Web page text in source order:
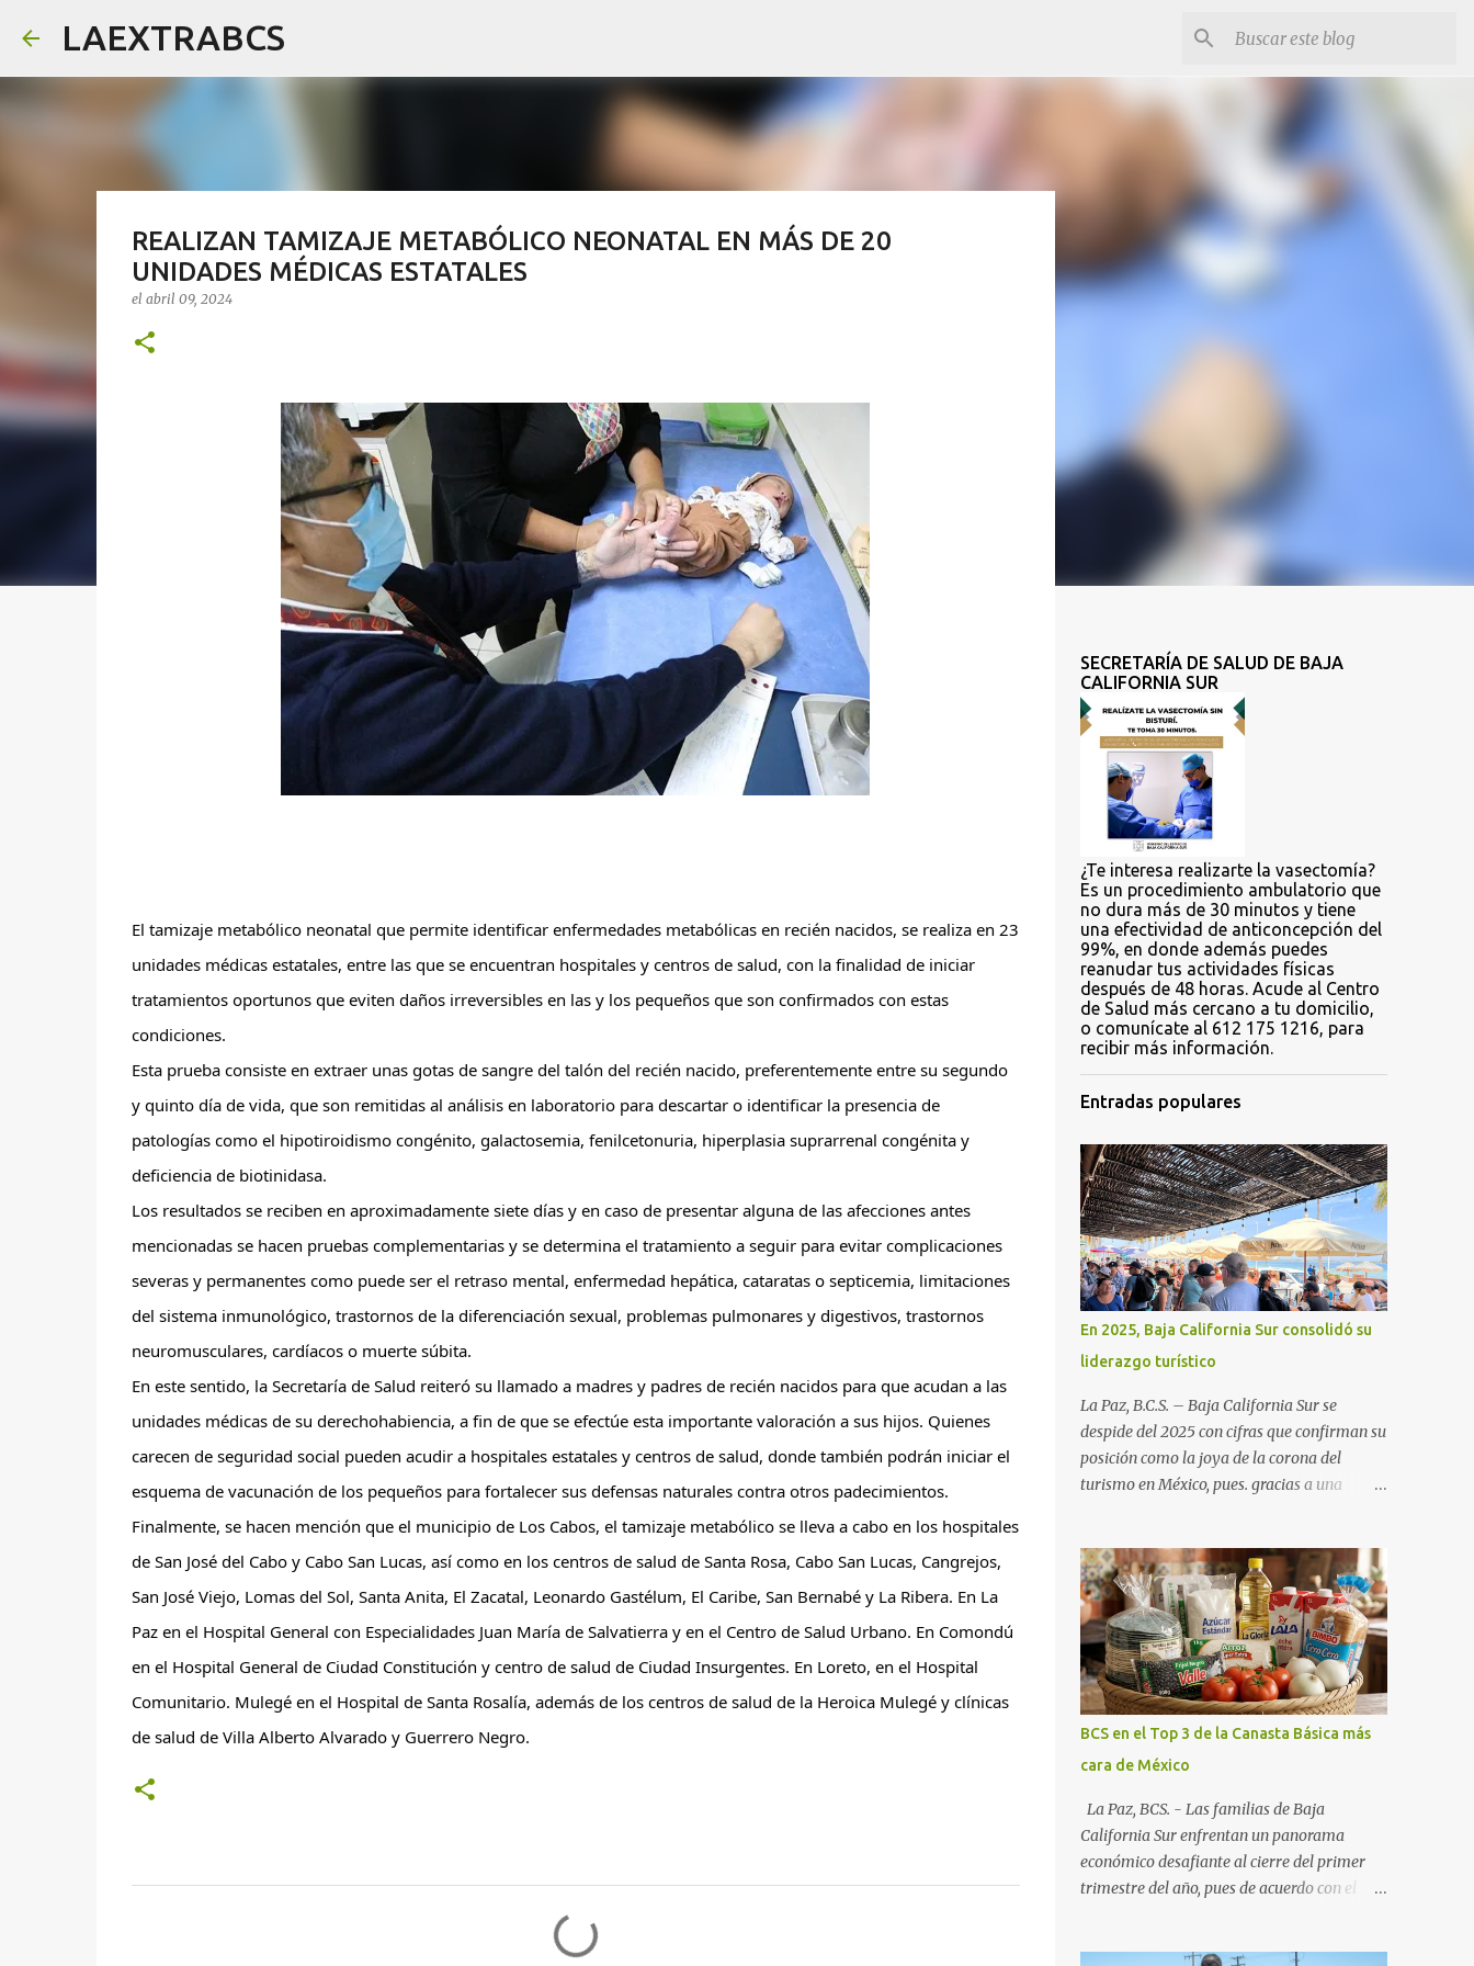
LAEXTRABCS
REALIZAN TAMIZAJE METABÓLICO NEONATAL EN MÁS DE 20
UNIDADES MÉDICAS ESTATALES
el abril 09, 2024
El tamizaje metabólico neonatal que permite identificar enfermedades metabólicas en recién nacidos, se realiza en 23
unidades médicas estatales, entre las que se encuentran hospitales y centros de salud, con la finalidad de iniciar
tratamientos oportunos que eviten daños irreversibles en las y los pequeños que son confirmados con estas
condiciones.
Esta prueba consiste en extraer unas gotas de sangre del talón del recién nacido, preferentemente entre su segundo
y quinto día de vida, que son remitidas al análisis en laboratorio para descartar o identificar la presencia de
patologías como el hipotiroidismo congénito, galactosemia, fenilcetonuria, hiperplasia suprarrenal congénita y
deficiencia de biotinidasa.
Los resultados se reciben en aproximadamente siete días y en caso de presentar alguna de las afecciones antes
mencionadas se hacen pruebas complementarias y se determina el tratamiento a seguir para evitar complicaciones
severas y permanentes como puede ser el retraso mental, enfermedad hepática, cataratas o septicemia, limitaciones
del sistema inmunológico, trastornos de la diferenciación sexual, problemas pulmonares y digestivos, trastornos
neuromusculares, cardíacos o muerte súbita.
En este sentido, la Secretaría de Salud reiteró su llamado a madres y padres de recién nacidos para que acudan a las
unidades médicas de su derechohabiencia, a fin de que se efectúe esta importante valoración a sus hijos. Quienes
carecen de seguridad social pueden acudir a hospitales estatales y centros de salud, donde también podrán iniciar el
esquema de vacunación de los pequeños para fortalecer sus defensas naturales contra otros padecimientos.
Finalmente, se hacen mención que el municipio de Los Cabos, el tamizaje metabólico se lleva a cabo en los hospitales
de San José del Cabo y Cabo San Lucas, así como en los centros de salud de Santa Rosa, Cabo San Lucas, Cangrejos,
San José Viejo, Lomas del Sol, Santa Anita, El Zacatal, Leonardo Gastélum, El Caribe, San Bernabé y La Ribera. En La
Paz en el Hospital General con Especialidades Juan María de Salvatierra y en el Centro de Salud Urbano. En Comondú
en el Hospital General de Ciudad Constitución y centro de salud de Ciudad Insurgentes. En Loreto, en el Hospital
Comunitario. Mulegé en el Hospital de Santa Rosalía, además de los centros de salud de la Heroica Mulegé y clínicas
de salud de Villa Alberto Alvarado y Guerrero Negro.
SECRETARÍA DE SALUD DE BAJA
CALIFORNIA SUR
¿Te interesa realizarte la vasectomía?
Es un procedimiento ambulatorio que
no dura más de 30 minutos y tiene
una efectividad de anticoncepción del
99%, en donde además puedes
reanudar tus actividades físicas
después de 48 horas. Acude al Centro
de Salud más cercano a tu domicilio,
o comunícate al 612 175 1216, para
recibir más información.
Entradas populares
En 2025, Baja California Sur consolidó su
liderazgo turístico
La Paz, B.C.S. – Baja California Sur se
despide del 2025 con cifras que confirman su
posición como la joya de la corona del
turismo en México, pues. gracias a una
fideicomisos de promoción, la entidad
proyecta un cierre de año marcado por una
ocupación hotelera robusta, una
conectividad aérea en ascenso y una
derrama económica sin precedentes. Las
proyecciones para este periodo vacacional
son optimistas, con un promedio estatal que
supera el 70% . Sin embargo, la sorpresa del
año la ha dado el norte del estado. Comondú
encabeza las expectativas con un
impresionante 89% de ocupación,
impulsado por el interés creciente en el
turismo de naturaleza. Le siguen destinos
Nuevo). La Paz: 66%. Loreto: 58%. Mulegé:
BCS en el Top 3 de la Canasta Básica más
cara de México
La Paz, BCS. - Las familias de Baja
California Sur enfrentan un panorama
económico desafiante al cierre del primer
trimestre del año, pues de acuerdo con el